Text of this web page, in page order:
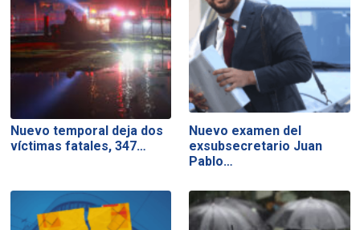
Nuevo temporal deja dos
víctimas fatales, 347…
Nuevo examen del
exsubsecretario Juan
Pablo…